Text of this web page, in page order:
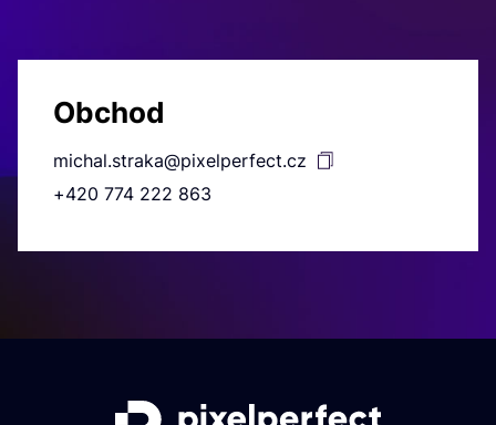
Obchod
michal.straka@pixelperfect.cz
+420 774 222 863